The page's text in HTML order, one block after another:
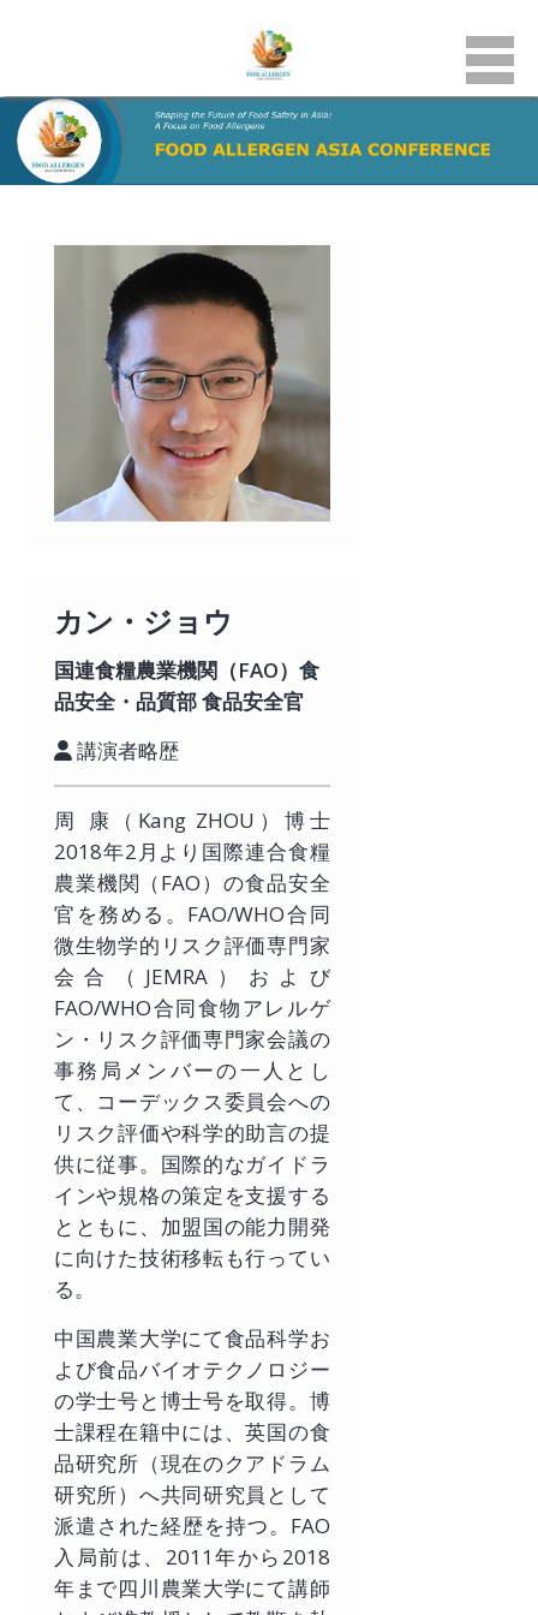
カン・ジョウ
国連食糧農業機関（FAO）食
品安全・品質部 食品安全官
講演者略歴
周 康（Kang ZHOU）博士
2018年2月より国際連合食糧
農業機関（FAO）の食品安全
官を務める。FAO/WHO合同
微生物学的リスク評価専門家
会合（JEMRA）および
FAO/WHO合同食物アレルゲ
ン・リスク評価専門家会議の
事務局メンバーの一人とし
て、コーデックス委員会への
リスク評価や科学的助言の提
供に従事。国際的なガイドラ
インや規格の策定を支援する
とともに、加盟国の能力開発
に向けた技術移転も行ってい
る。
中国農業大学にて食品科学お
よび食品バイオテクノロジー
の学士号と博士号を取得。博
士課程在籍中には、英国の食
品研究所（現在のクアドラム
研究所）へ共同研究員として
派遣された経歴を持つ。FAO
入局前は、2011年から2018
年まで四川農業大学にて講師